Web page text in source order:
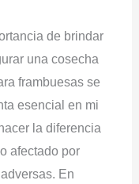
de brindar
una cosecha
frambuesas se
esencial en mi
la diferencia
afectado por
En